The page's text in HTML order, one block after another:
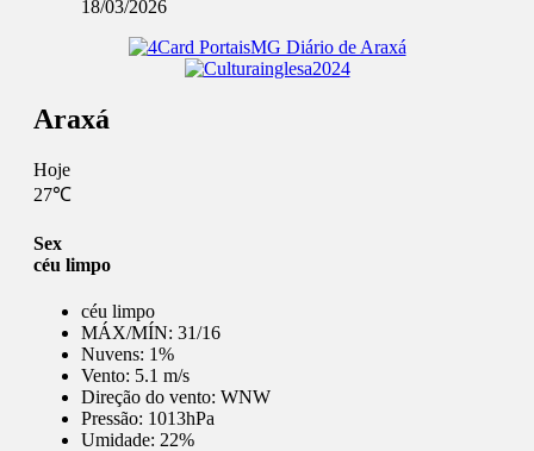
18/03/2026
Araxá
Hoje
27℃
Sex
céu limpo
céu limpo
MÁX/MÍN: 31/16
Nuvens: 1%
Vento: 5.1 m/s
Direção do vento: WNW
Pressão: 1013hPa
Umidade: 22%